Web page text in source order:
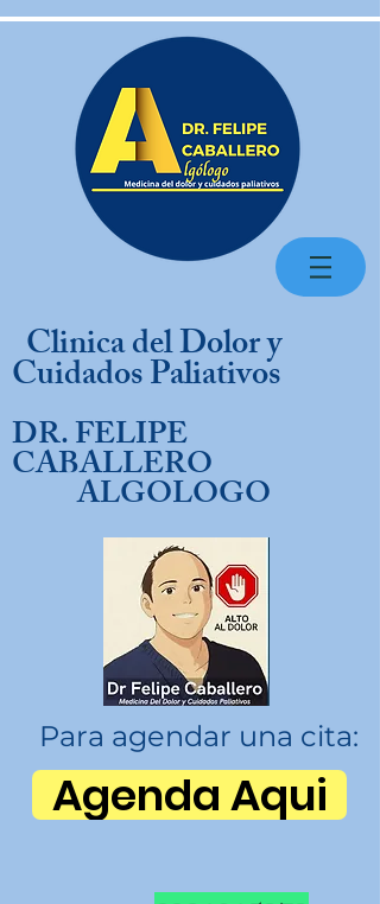
Clinica del Dolor y
Cuidados Paliativos
DR. FELIPE
CABALLERO
ALGOLOGO
Para agendar una cita:
Agenda Aqui